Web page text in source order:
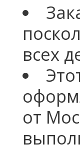
всех
от